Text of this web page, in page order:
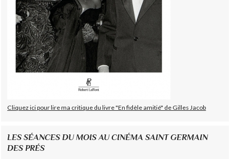
Cliquez ici pour lire ma critique du livre "En fidèle amitié" de Gilles Jacob
LES SÉANCES DU MOIS AU CINÉMA SAINT GERMAIN
DES PRÉS